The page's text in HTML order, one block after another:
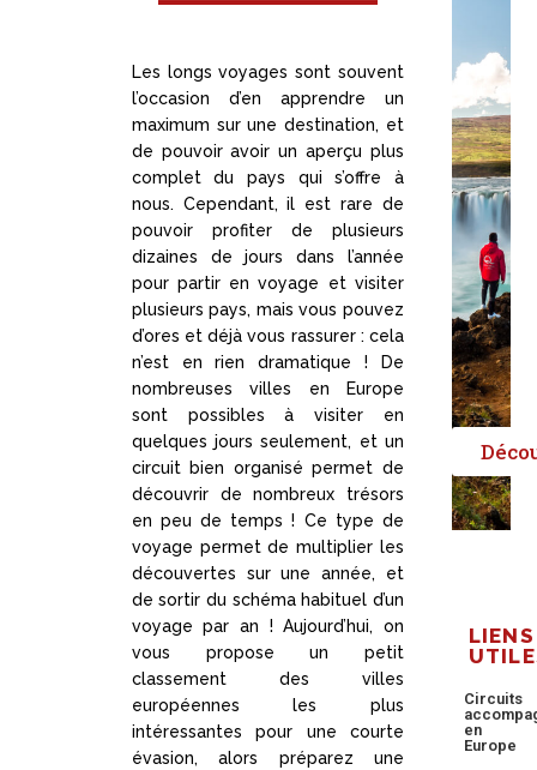
Les longs voyages sont souvent
l’occasion d’en apprendre un
maximum sur une destination, et
de pouvoir avoir un aperçu plus
complet du pays qui s’offre à
nous. Cependant, il est rare de
pouvoir profiter de plusieurs
dizaines de jours dans l’année
pour partir en voyage et visiter
plusieurs pays, mais vous pouvez
d’ores et déjà vous rassurer : cela
n’est en rien dramatique ! De
nombreuses villes en Europe
sont possibles à visiter en
quelques jours seulement, et un
circuit bien organisé permet de
découvrir de nombreux trésors
en peu de temps ! Ce type de
voyage permet de multiplier les
découvertes sur une année, et
de sortir du schéma habituel d’un
voyage par an ! Aujourd’hui, on
vous propose un petit
classement des villes
européennes les plus
intéressantes pour une courte
évasion, alors préparez une
LIENS
Circuits
en
Europe